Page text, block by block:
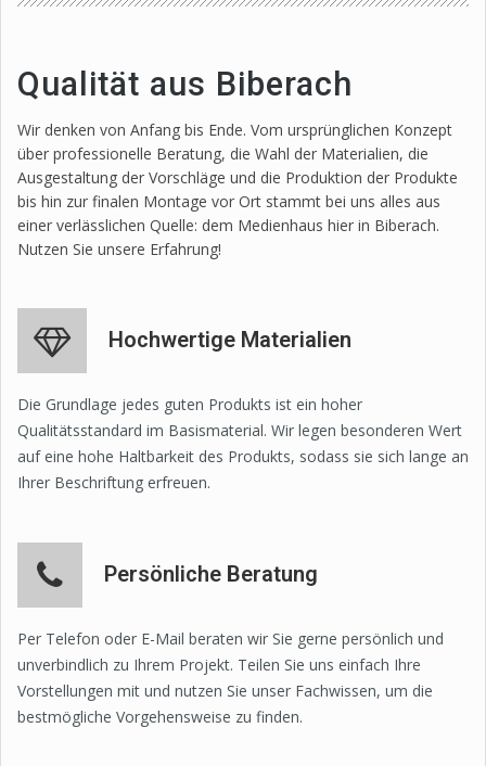
Qualität aus Biberach
Wir denken von Anfang bis Ende. Vom ursprünglichen Konzept
über professionelle Beratung, die Wahl der Materialien, die
Ausgestaltung der Vorschläge und die Produktion der Produkte
bis hin zur finalen Montage vor Ort stammt bei uns alles aus
einer verlässlichen Quelle: dem Medienhaus hier in Biberach.
Nutzen Sie unsere Erfahrung!
Hochwertige Materialien
Die Grundlage jedes guten Produkts ist ein hoher
Qualitätsstandard im Basismaterial. Wir legen besonderen Wert
auf eine hohe Haltbarkeit des Produkts, sodass sie sich lange an
Ihrer Beschriftung erfreuen.
Persönliche Beratung
Per Telefon oder E-Mail beraten wir Sie gerne persönlich und
unverbindlich zu Ihrem Projekt. Teilen Sie uns einfach Ihre
Vorstellungen mit und nutzen Sie unser Fachwissen, um die
bestmögliche Vorgehensweise zu finden.